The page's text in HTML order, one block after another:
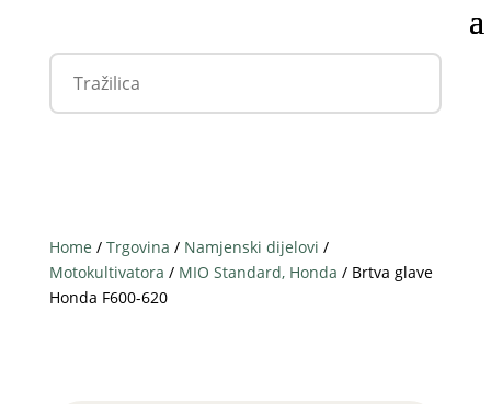
Home / Trgovina / Namjenski dijelovi /
Motokultivatora / MIO Standard, Honda / Brtva glave
Honda F600-620